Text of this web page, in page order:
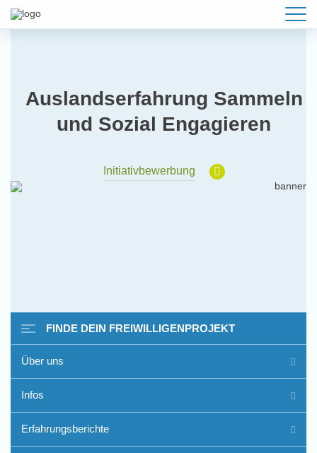
Auslandserfahrung Sammeln
und Sozial Engagieren
Initiativbewerbung
Freiwilligenarbeit im Ausland
- Erfahrungsberichte
FINDE DEIN FREIWILLIGENPROJEKT
Über uns
Infos
Erfahrungsberichte